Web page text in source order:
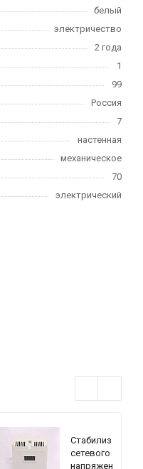
белый
электричество
2 года
1
99
Россия
7
настенная
механическое
70
электрический
Стабилизатор
сетевого
напряжения